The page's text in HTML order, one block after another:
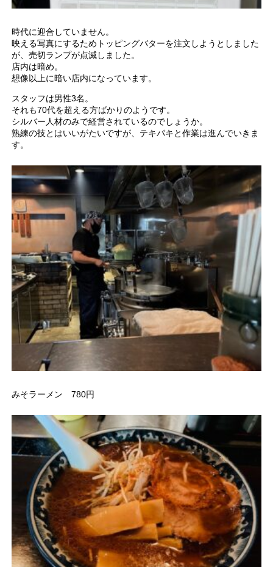
時代に迎合していません。
映える写真にするためトッピングバターを注文しようとしました
が、売切ランプが点滅しました。
店内は暗め。
想像以上に暗い店内になっています。
スタッフは男性3名。
それも70代を超える方ばかりのようです。
シルバー人材のみで経営されているのでしょうか。
熟練の技とはいいがたいですが、テキパキと作業は進んでいきま
す。
みそラーメン 780円